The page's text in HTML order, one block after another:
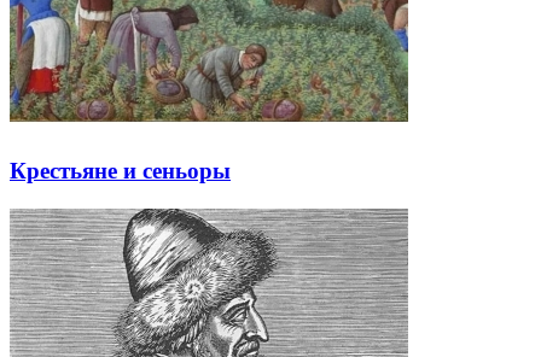
Крестьяне и сеньоры